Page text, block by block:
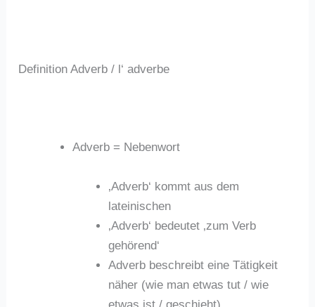
Definition Adverb / l‘ adverbe
Adverb = Nebenwort
‚Adverb‘ kommt aus dem
lateinischen
‚Adverb‘ bedeutet ‚zum Verb
gehörend‘
Adverb beschreibt eine Tätigkeit
näher (wie man etwas tut / wie